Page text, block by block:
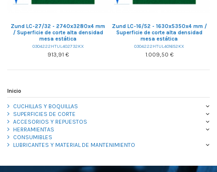
Zund LC-27/32 - 2740x3280x4 mm
/ Superficie de corte alta densidad
mesa estática
0304222HTUL402732KX
913,91 €
Zund LC-16/52 - 1630x5350x4 mm /
Superficie de corte alta densidad
mesa estática
0304222HTUL401652KX
1.009,50 €
Inicio
CUCHILLAS Y BOQUILLAS
SUPERFICIES DE CORTE
ACCESORIOS Y REPUESTOS
HERRAMIENTAS
CONSUMIBLES
LUBRICANTES Y MATERIAL DE MANTENIMIENTO